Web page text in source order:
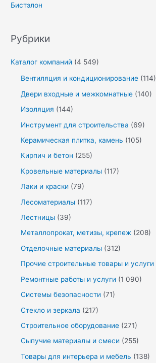
Бистэлон
Рубрики
Каталог компаний (4 549)
Вентиляция и кондиционирование (114)
Двери входные и межкомнатные (140)
Изоляция (144)
Инструмент для строительства (69)
Керамическая плитка, камень (105)
Кирпич и бетон (255)
Кровельные материалы (117)
Лаки и краски (79)
Лесоматериалы (117)
Лестницы (39)
Металлопрокат, метизы, крепеж (208)
Отделочные материалы (312)
Прочие строительные товары и услуги
Ремонтные работы и услуги (1 090)
Системы безопасности (71)
Стекло и зеркала (217)
Строительное оборудование (271)
Сыпучие материалы и смеси (255)
Товары для интерьера и мебель (138)